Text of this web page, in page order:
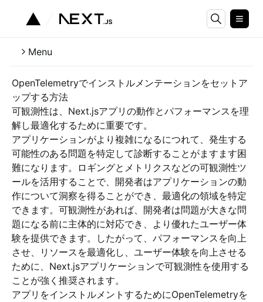
Menu
OpenTelemetryでインストルメンテーションをセットア
ップする方法
可観測性は、Next.jsアプリの動作とパフォーマンスを理
解し最適化するために重要です。
アプリケーションがより複雑になるにつれて、発生する
可能性のある問題を特定して診断することがますます困
難になります。ロギングとメトリクスなどの可観測性ツ
ールを活用することで、開発者はアプリケーションの動
作について洞察を得ることができ、最適化の領域を特定
できます。可観測性があれば、開発者は問題が大きな問
題になる前に主体的に対応でき、より優れたユーザー体
験を提供できます。したがって、パフォーマンスを向上
させ、リソースを最適化し、ユーザー体験を向上させる
ために、Next.jsアプリケーションで可観測性を使用する
ことが強く推奨されます。
アプリをインストルメントするためにOpenTelemetryを